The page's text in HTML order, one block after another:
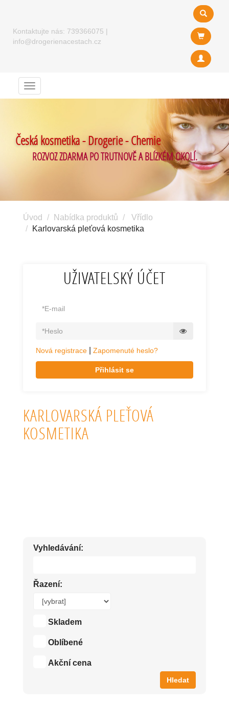
Kontaktujte nás: 739366075 |
info@drogerienacestach.cz
Menu
Česká kosmetika - Drogerie - Chemie
ROZVOZ ZDARMA PO TRUTNOVĚ A BLÍZKÉM OKOLÍ.
Úvod Nabídka produktů
Vřídlo
Karlovarská pleťová kosmetika
UŽIVATELSKÝ ÚČET
Nová registrace Zapomenuté heslo?
Přihlásit se
KARLOVARSKÁ PLEŤOVÁ
KOSMETIKA
Vyhledávání:
Řazení:
Skladem
Oblíbené
Akční cena
Hledat